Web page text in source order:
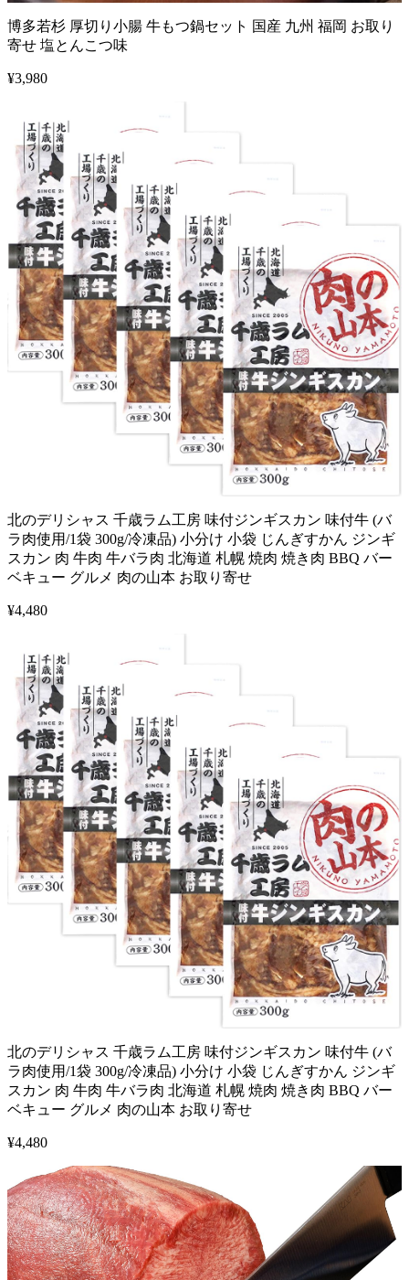
博多若杉 厚切り小腸 牛もつ鍋セット 国産 九州 福岡 お取り
寄せ 塩とんこつ味
¥3,980
北のデリシャス 千歳ラム工房 味付ジンギスカン 味付牛 (バ
ラ肉使用/1袋 300g/冷凍品) 小分け 小袋 じんぎすかん ジンギ
スカン 肉 牛肉 牛バラ肉 北海道 札幌 焼肉 焼き肉 BBQ バー
ベキュー グルメ 肉の山本 お取り寄せ
¥4,480
北のデリシャス 千歳ラム工房 味付ジンギスカン 味付牛 (バ
ラ肉使用/1袋 300g/冷凍品) 小分け 小袋 じんぎすかん ジンギ
スカン 肉 牛肉 牛バラ肉 北海道 札幌 焼肉 焼き肉 BBQ バー
ベキュー グルメ 肉の山本 お取り寄せ
¥4,480